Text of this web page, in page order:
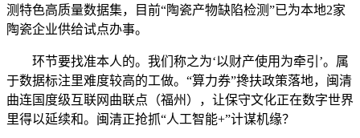
测特色高质量数据集，目前“陶瓷产物缺陷检测”已为本地2家
陶瓷企业供给试点办事。
环节要找准本人的。我们称之为‘以财产使用为牵引’。属
于数据标注里难度较高的工做。“算力券”搀扶政策落地，闽清
曲连国度级互联网曲联点（福州），让保守文化正在数字世界
里得以延续和。闽清正抢抓“人工智能+”计谋机缘？